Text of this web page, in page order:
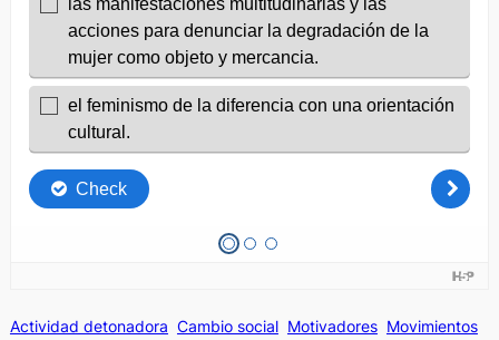
Actividad detonadora Cambio social Motivadores Movimientos